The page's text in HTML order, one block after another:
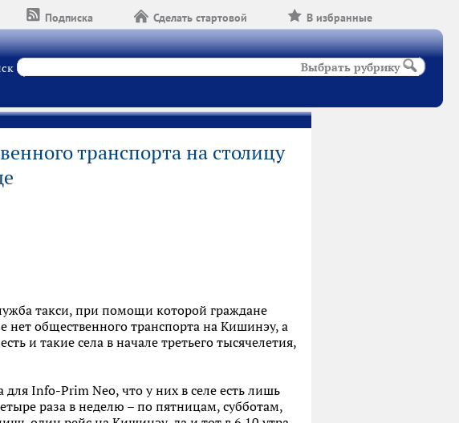
В избранные
Сделать стартовой
Подписка
Выбрать рубрику
транспорта на столицу
такси, при помощи которой граждане
нет общественного транспорта на Кишинэу, а
и такие села в начале третьего тысячелетия,
Info-Prim Neo, что у них в селе есть лишь
раза в неделю – по пятницам, субботам,